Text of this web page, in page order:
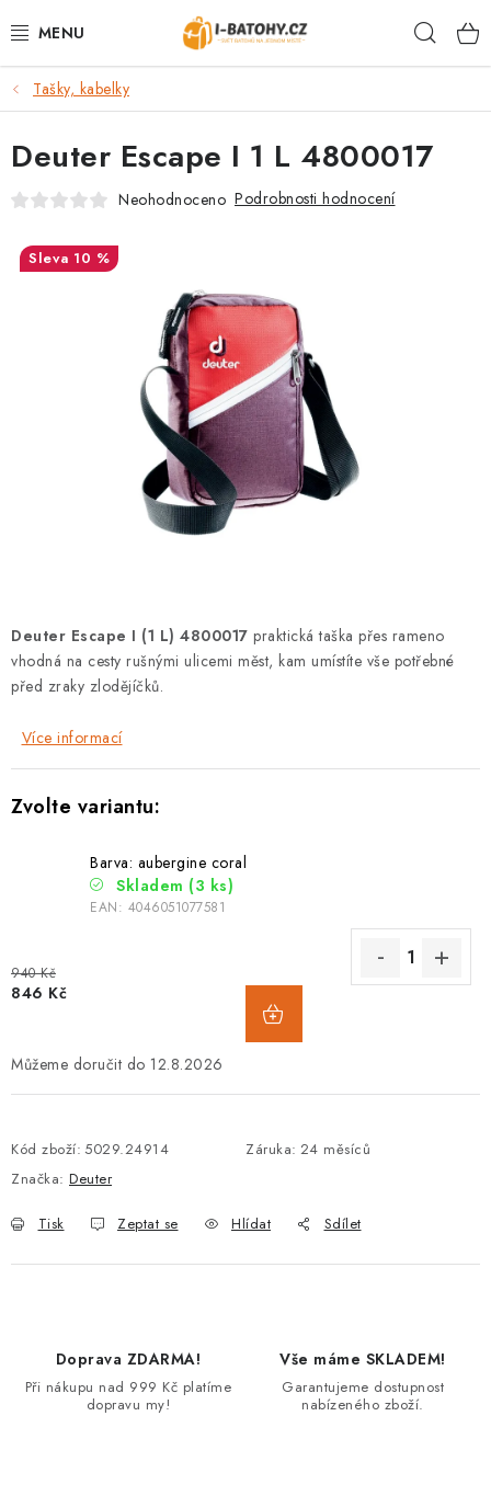
na
VÝPRODEJ %
BATOHY
TAŠKY, KABELKY
CESTOVNÍ ZAVAZADLA
DOPLŇKY A PŘÍSLUŠENSTVÍ
PODLE AKTIVITY
O nás
Blog
Tašky, kabelky
Deuter Escape I (1 L) 4800017 praktická taška přes rameno
vhodná na cesty rušnými ulicemi měst, kam umístíte vše potřebné
před zraky zlodějíčků.
Více informací
Barva: aubergine coral
Skladem (3 ks)
EAN: 4046051077581
940 Kč
846 Kč
12.8.2026
Kód zboží: 5029.24914 Záruka: 24 měsíců
Značka: Deuter
Tisk Zeptat se Hlídat Sdílet
Deuter Escape I 1 L 4800017
Neohodnoceno Podrobnosti hodnocení
10 %
Doprava ZDARMA!
Při nákupu nad 999 Kč platíme
dopravu my!
Vše máme SKLADEM!
Garantujeme dostupnost
nabízeného zboží.